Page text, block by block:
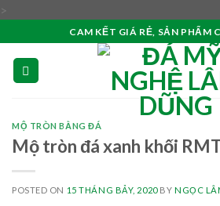
>
content
CAM KẾT GIÁ RẺ, SẢN PHẨM
MỘ TRÒN BẰNG ĐÁ
Mộ tròn đá xanh khối
POSTED ON 15 THÁNG BẢY, 2020BY NGỌC